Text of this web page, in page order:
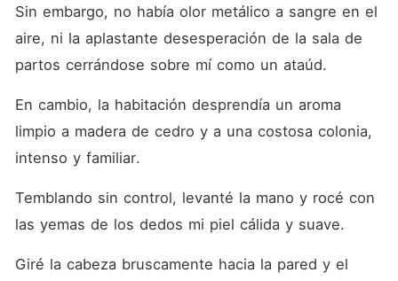
Sin embargo, no había olor metálico a sangre en el
aire, ni la aplastante desesperación de la sala de
partos cerrándose sobre mí como un ataúd.
En cambio, la habitación desprendía un aroma
limpio a madera de cedro y a una costosa colonia,
intenso y familiar.
Temblando sin control, levanté la mano y rocé con
las yemas de los dedos mi piel cálida y suave.
Giré la cabeza bruscamente hacia la pared y el